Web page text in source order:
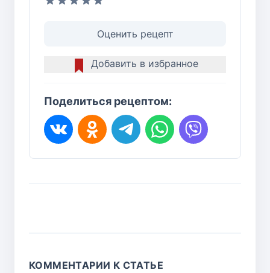
Оценить рецепт
Добавить в избранное
Поделиться рецептом:
КОММЕНТАРИИ К СТАТЬЕ